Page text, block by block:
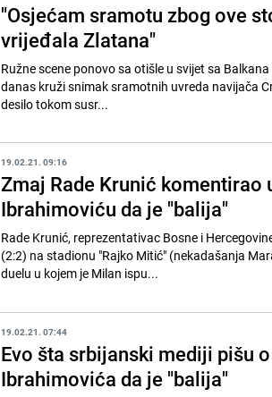
"Osjećam sramotu zbog ove
vrijeđala Zlatana"
Ružne scene ponovo sa otišle u svijet sa
danas kruži snimak sramotnih uvreda navijača
desilo tokom susr...
19.02.21. 09:16
Zmaj Rade Krunić komentirao
Ibrahimoviću da je "balija"
Rade Krunić, reprezentativac Bosne i
(2:2) na stadionu "Rajko Mitić" (nekadašanja
duelu u kojem je Milan ispu...
19.02.21. 07:44
Evo šta srbijanski mediji pišu
Ibrahimovića da je "balija"